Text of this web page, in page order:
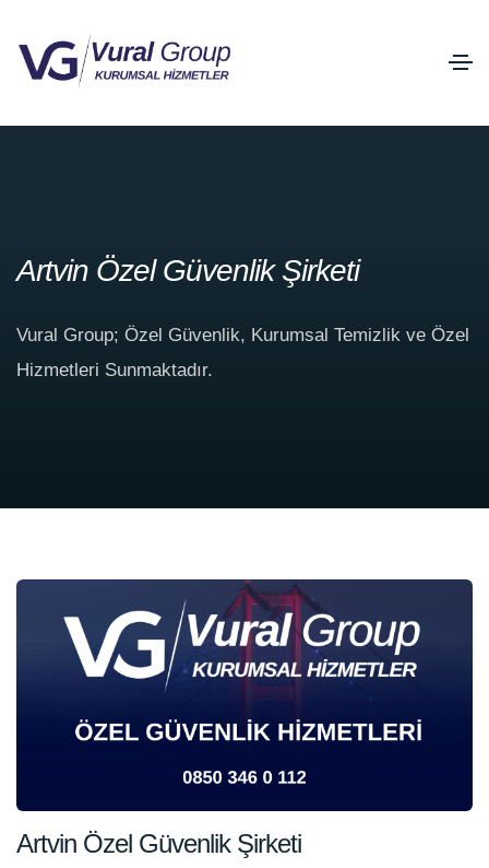
Artvin Özel Güvenlik Şirketi
Vural Group; Özel Güvenlik, Kurumsal Temizlik ve Özel
Hizmetleri Sunmaktadır.
Artvin Özel Güvenlik Şirketi